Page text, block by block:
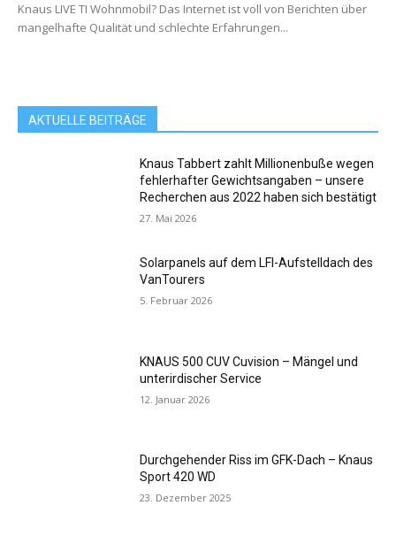
Knaus LIVE TI Wohnmobil? Das Internet ist voll von Berichten über
mangelhafte Qualität und schlechte Erfahrungen...
AKTUELLE BEITRÄGE
Knaus Tabbert zahlt Millionenbuße wegen
fehlerhafter Gewichtsangaben – unsere
Recherchen aus 2022 haben sich bestätigt
27. Mai 2026
Solarpanels auf dem LFI-Aufstelldach des
VanTourers
5. Februar 2026
KNAUS 500 CUV Cuvision – Mängel und
unterirdischer Service
12. Januar 2026
Durchgehender Riss im GFK-Dach – Knaus
Sport 420 WD
23. Dezember 2025